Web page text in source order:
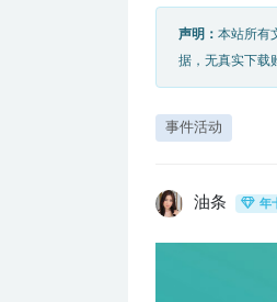
声明： 本站所有
据，无真实下载
事件活动
油条 年